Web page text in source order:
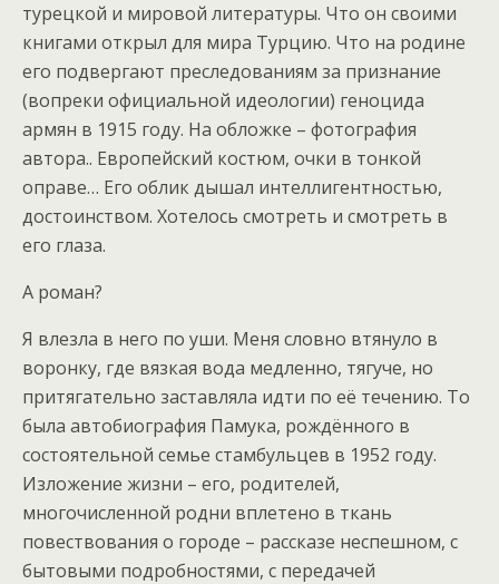
турецкой и мировой литературы. Что он своими
книгами открыл для мира Турцию. Что на родине
его подвергают преследованиям за признание
(вопреки официальной идеологии) геноцида
армян в 1915 году. На обложке – фотография
автора.. Европейский костюм, очки в тонкой
оправе… Его облик дышал интеллигентностью,
достоинством. Хотелось смотреть и смотреть в
его глаза.
А роман?
Я влезла в него по уши. Меня словно втянуло в
воронку, где вязкая вода медленно, тягуче, но
притягательно заставляла идти по её течению. То
была автобиография Памука, рождённого в
состоятельной семье стамбульцев в 1952 году.
Изложение жизни – его, родителей,
многочисленной родни вплетено в ткань
повествования о городе – рассказе неспешном, с
бытовыми подробностями, с передачей